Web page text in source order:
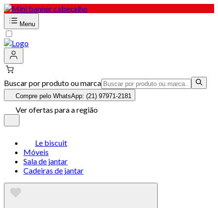
Menu
Buscar por produto ou marca
Compre pelo WhatsApp: (21) 97971-2181
Ver ofertas para a região
Le biscuit
Móveis
Sala de jantar
Cadeiras de jantar